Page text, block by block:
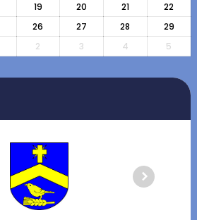
19 20 21
22
26 27 28
29
2 3 4 5